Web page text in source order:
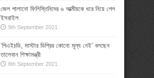
জেল পালানো ফিলিস্তিনিদের ৬ আত্মীয়কে ধরে নিয়ে গেল
ইসরাইল
9th September 2021
‘পিএইচডি, মাস্টার ডিগ্রির কোনো মূল্য নেই’ বলছেন
তালেবান শিক্ষামন্ত্রী
8th September 2021